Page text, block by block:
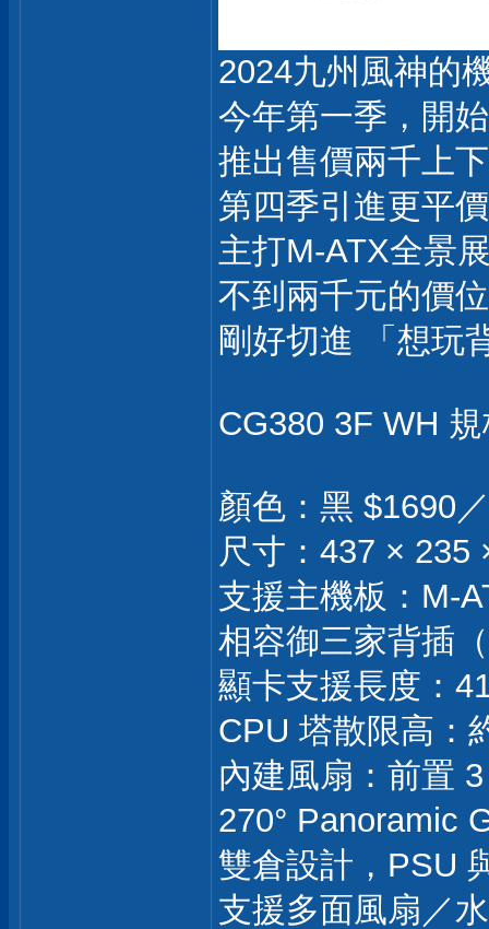
2024九州風神的
今年第一季，開
推出售價兩千上
第四季引進更平
主打M-ATX全景
不到兩千元的價
剛好切進 「想玩
CG380 3F WH
顏色：黑 $1690
尺寸：437 × 235
支援主機板：M-
相容御三家背插
顯卡支援長度：
CPU 塔散限高：
內建風扇：前置
270° Panoramic
雙倉設計，PSU
支援多面風扇／